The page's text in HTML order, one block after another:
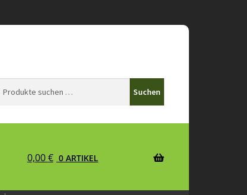
Suchen
0,00€ 0 ARTIKEL